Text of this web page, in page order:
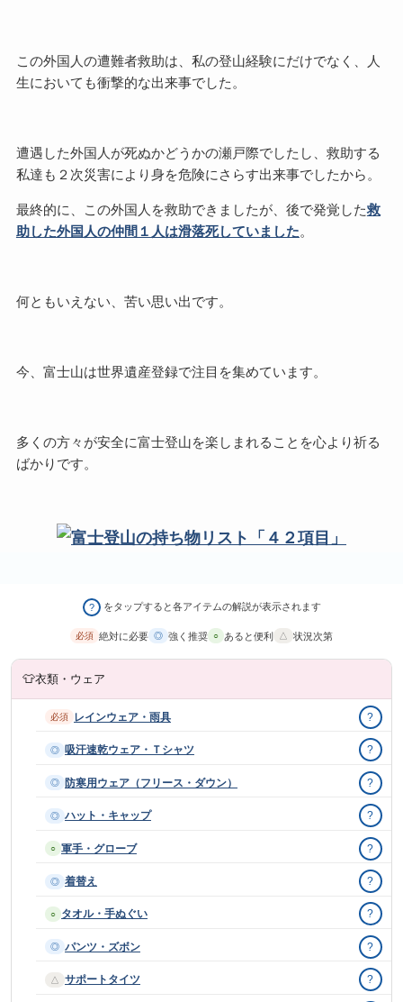
この外国人の遭難者救助は、私の登山経験にだけでなく、人
生においても衝撃的な出来事でした。
遭遇した外国人が死ぬかどうかの瀬戸際でしたし、救助する
私達も２次災害により身を危険にさらす出来事でしたから。
最終的に、この外国人を救助できましたが、後で発覚した救
助した外国人の仲間１人は滑落死していました。
何ともいえない、苦い思い出です。
今、富士山は世界遺産登録で注目を集めています。
多くの方々が安全に富士登山を楽しまれることを心より祈る
ばかりです。
? をタップすると各アイテムの解説が表示されます
必須 絶対に必要 ◎ 強く推奨 ○ あると便利 △ 状況次第
👕衣類・ウェア
必須 レインウェア・雨具 ?
◎ 吸汗速乾ウェア・Ｔシャツ ?
◎ 防寒用ウェア（フリース・ダウン） ?
◎ ハット・キャップ ?
○ 軍手・グローブ ?
◎ 着替え ?
○ タオル・手ぬぐい ?
◎ パンツ・ズボン ?
△ サポートタイツ ?